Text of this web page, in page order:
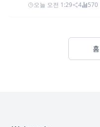
오늘 오전 1:29 4 570